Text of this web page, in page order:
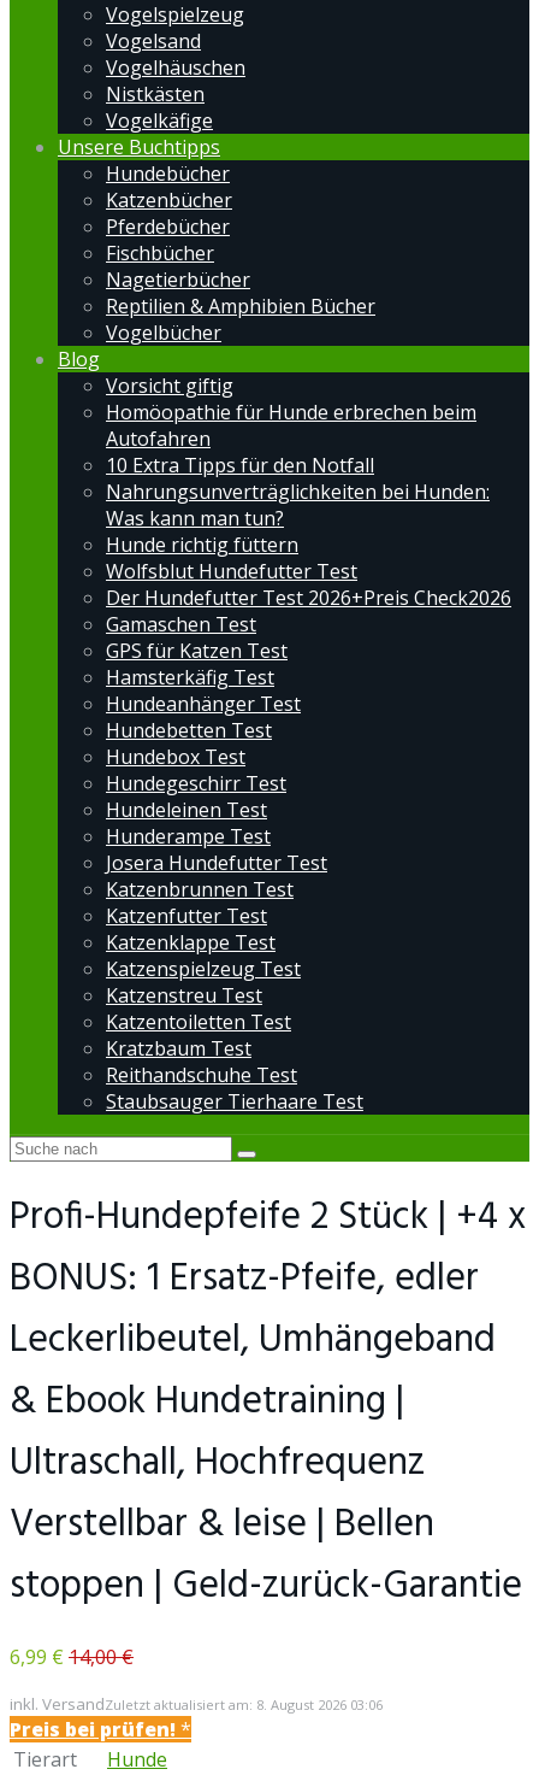
Vogelspielzeug
Vogelsand
Vogelhäuschen
Nistkästen
Vogelkäfige
Unsere Buchtipps
Hundebücher
Katzenbücher
Pferdebücher
Fischbücher
Nagetierbücher
Reptilien & Amphibien Bücher
Vogelbücher
Blog
Vorsicht giftig
Homöopathie für Hunde erbrechen beim
Autofahren
10 Extra Tipps für den Notfall
Nahrungsunverträglichkeiten bei Hunden:
Was kann man tun?
Hunde richtig füttern
Wolfsblut Hundefutter Test
Der Hundefutter Test 2026+Preis Check2026
Gamaschen Test
GPS für Katzen Test
Hamsterkäfig Test
Hundeanhänger Test
Hundebetten Test
Hundebox Test
Hundegeschirr Test
Hundeleinen Test
Hunderampe Test
Josera Hundefutter Test
Katzenbrunnen Test
Katzenfutter Test
Katzenklappe Test
Katzenspielzeug Test
Katzenstreu Test
Katzentoiletten Test
Kratzbaum Test
Reithandschuhe Test
Staubsauger Tierhaare Test
Profi-Hundepfeife 2 Stück | +4 x
BONUS: 1 Ersatz-Pfeife, edler
Leckerlibeutel, Umhängeband
& Ebook Hundetraining |
Ultraschall, Hochfrequenz
Verstellbar & leise | Bellen
stoppen | Geld-zurück-Garantie
6,99 € 14,00 €
inkl. VersandZuletzt aktualisiert am: 8. August 2026 03:06
Preis bei prüfen!*
Tierart
Hunde